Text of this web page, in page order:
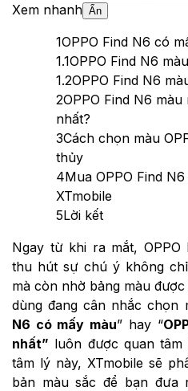
Xem nhanh Ẩn
1OPPO Find N6 có
1.1OPPO Find N6
1.2OPPO Find N6
2OPPO Find N6
nhất?
3Cách chọn màu
thủy
4Mua OPPO Find
XTmobile
5Lời kết
Ngay từ khi ra mắt,
thu hút sự chú ý không
mà còn nhờ bảng màu
dùng đang cân nhắc chọn
N6 có mấy màu” hay “
nhất” luôn được quan
tâm lý này, XTmobile sẽ
bản màu sắc để bạn